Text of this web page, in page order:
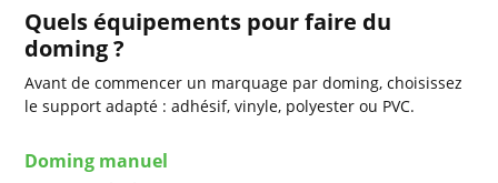
Quels équipements pour faire du
doming ?
Avant de commencer un marquage par doming, choisissez
le support adapté : adhésif, vinyle, polyester ou PVC.
Doming manuel